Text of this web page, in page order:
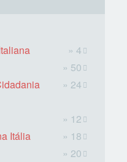
» 4
» 50
» 24
» 12
Itália
» 18
» 20